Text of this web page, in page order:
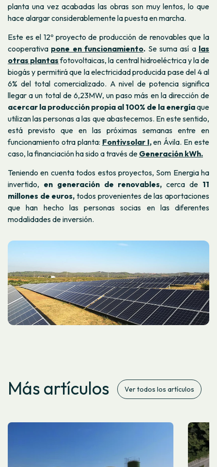
planta una vez acabadas las obras son muy lentos, lo que
hace alargar considerablemente la puesta en marcha.
Este es el 12º proyecto de producción de renovables que la
cooperativa pone en funcionamiento. Se suma así a las
otras plantasfotovoltaicas, la central hidroeléctrica y la de
biogás y permitirá que la electricidad producida pase del 4 al
6% del total comercializado. A nivel de potencia significa
llegar a un total de 6,23MW, un paso más en la dirección de
acercar la producción propia al 100% de la energíaque
utilizan las personas a las que abastecemos. En este sentido,
está previsto que en las próximas semanas entre en
funcionamiento otra planta: Fontivsolar I,en Ávila. En este
caso, la financiación ha sido a través de Generación kWh.
Teniendo en cuenta todos estos proyectos, Som Energia ha
invertido, en generación de renovables, cerca de 11
millones de euros, todos provenientes de las aportaciones
que han hecho las personas socias en las diferentes
modalidades de inversión.
Más artículos Ver todos los artículos